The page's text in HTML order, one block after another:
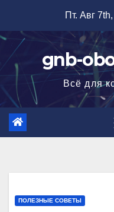
содержимому
Пт. Авг
gnb-
Всё для
ПОЛЕЗНЫЕ СОВЕТЫ